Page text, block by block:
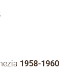
1958-1960